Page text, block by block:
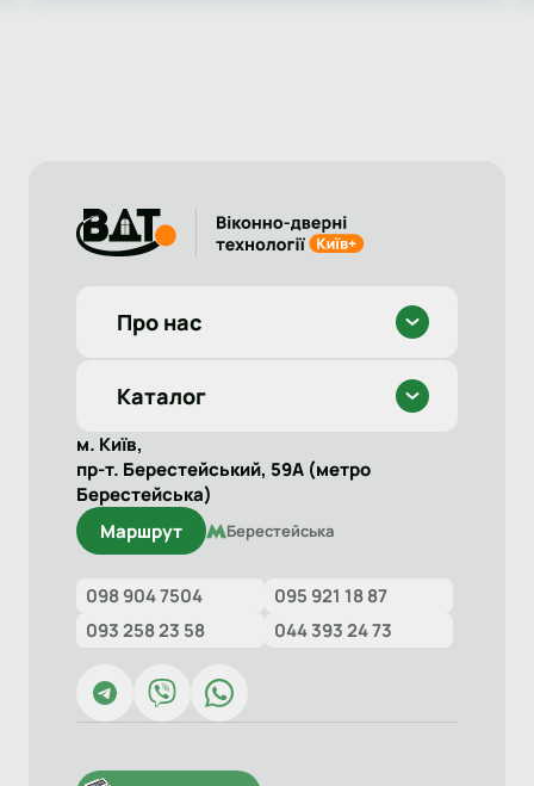
Про нас
Каталог
м. Київ,
пр-т. Берестейський, 59А (метро
Берестейська)
Маршрут
Берестейська
098 904 7504
095 921 18 87
093 258 23 58
044 393 24 73